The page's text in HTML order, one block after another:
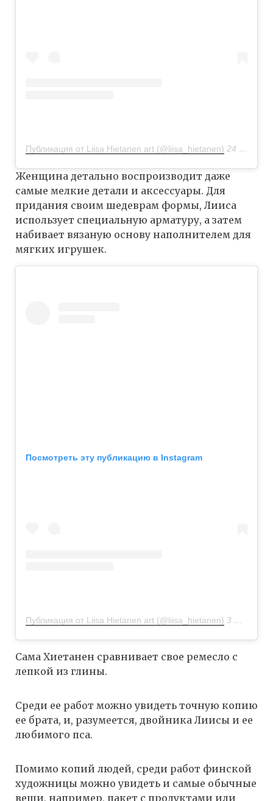
Публикация от Liisa Hietanen art (@liisa_hietanen) 24 Фев 2018 в 1:47 PST
Женщина детально воспроизводит даже
самые мелкие детали и аксессуары. Для
придания своим шедеврам формы, Лииса
использует специальную арматуру, а затем
набивает вязаную основу наполнителем для
мягких игрушек.
Посмотреть эту публикацию в Instagram
Публикация от Liisa Hietanen art (@liisa_hietanen) 3 Апр 2018 в 6:13 PDT
Сама Хиетанен сравнивает свое ремесло с
лепкой из глины.
Среди ее работ можно увидеть точную копию
ее брата, и, разумеется, двойника Лиисы и ее
любимого пса.
Помимо копий людей, среди работ финской
художницы можно увидеть и самые обычные
вещи, например, пакет с продуктами или